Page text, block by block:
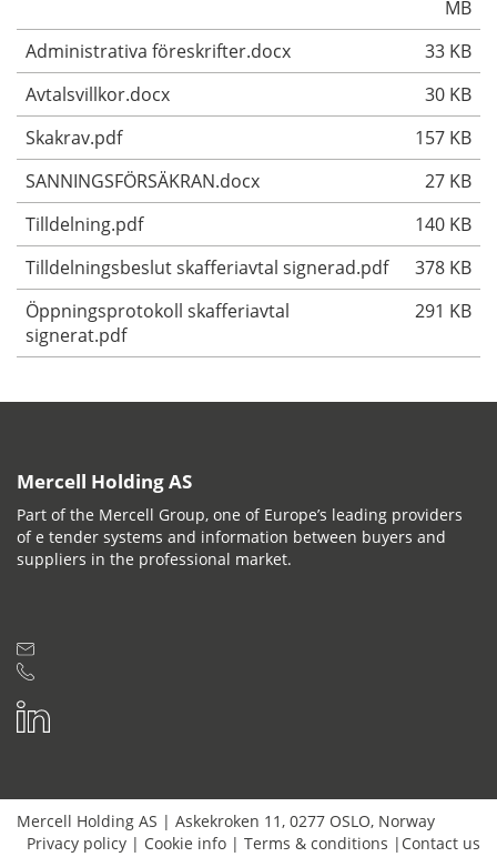
MB
Administrativa föreskrifter.docx
33 KB
Avtalsvillkor.docx
30 KB
Skakrav.pdf
157 KB
SANNINGSFÖRSÄKRAN.docx
27 KB
Tilldelning.pdf
140 KB
Tilldelningsbeslut skafferiavtal signerad.pdf
378 KB
Öppningsprotokoll skafferiavtal
signerat.pdf
291 KB
Mercell Holding AS
Part of the Mercell Group, one of Europe’s leading providers
of e tender systems and information between buyers and
suppliers in the professional market.
Mercell Holding AS | Askekroken 11 , 0277 OSLO, Norway
Privacy policy | Cookie info | Terms & conditions | Contact us